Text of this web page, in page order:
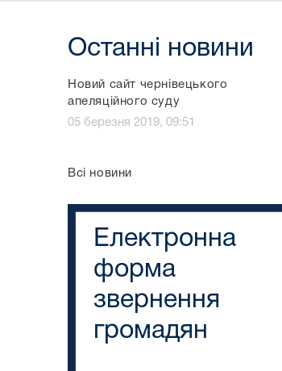
Останні новини
Новий сайт чернівецького
апеляційного суду
05 березня 2019, 09:51
Всі новини
Електронна
форма
звернення
громадян